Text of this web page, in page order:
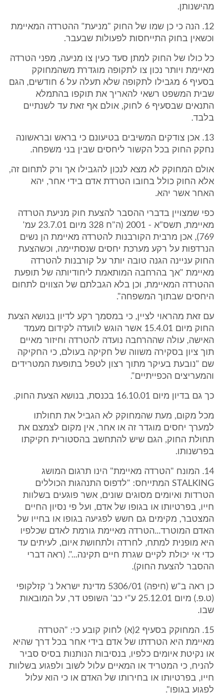
מהישנותן.
12. הנה כי כן שמו של החוק "מניעת" ההטרדה המאיימת
וכשאין בחוק התייחסות לפעולות שבעבר.
כל כולו של החוק למתן סעד כעין צו מניעה, מפני הטרדה
מאיימת ויותר נכון צו לתקופה מוגדרת משהמחוקק
בסעיף 6 מגבילו לתקופה שלא תעלה על 6 חודשים, הגם
שבית המשפט רשאי להאריך את תוקפו בהתמלא
התנאים שבסעיף 6 לחוק, אולם אף זאת עד לשנתיים
בלבד.
13. אכן צודקים המשיבים בטיעונם כי בראש ובראשונה
נחקק החוק בכל הקשור ליחסים שבין בני משפחה.
אולם המחוקק לא מצא לנכון להגבילו אך ורק לתחום זה,
אלא החוק כולל בחובו הטרדת אדם בידי אחר, יהא
האחר אשר יהא.
כפי שמצויין בדברי ההסבר להצעת חוק מניעת הטרדה
מאיימת, תשס"א - 2001 (ה"ח 328 מיום 23.7.01 עמ'
769), אכן מרבית הקורבנות להטרדה מאיימת הן נשים
הנרדפות על רקע מערכת יחסים שנסתיימה, וכשהצעת
החוק עניינה הגנה טובה יותר על קורבנות להטרדה
מאיימת "אך בהרחבה המותאמת ליחודיותה של תופעת
ההטרדה המאיימת, וכן בלא הגבלתם של הצווים לתחום
היחסים שבתוך המשפחה".
עם זאת מהראוי לציין, כי במסמך רקע לדיון בנושא הצעת
החוק מיום 15.4.01 אשר הוגש לוועדה לקידום מעמד
האישה, עולה שההרחבה נועדה להטרדה וחיזור מאיים
תוך ציון בסקירה משווה של חקיקה בעולם, כי החקיקה
שם "נובעת בעיקר מתוך רצון לטפל בתופעת המטרידים
והמעריצים הכפייתיים".
כך גם בדיון מיום 16.10.01 בכנסת, בנושא הצעת החוק.
מכל מקום, מעת שהמחוקק לא הגביל את תחולתו
למערך יחסים מוגדר זה או אחר, אין מקום לצמצם את
תחולת החוק, הגם שיש להתחשב בהסטורית חקיקתו
בפרשנותו.
14. המונח "הטרדה מאיימת" הינו תרגום המושג
STALKING המתייחס: "לדפוס התנהגות הכוללים
הטרדות ואיומים מסוגים שונים, אשר פוגעים בשלוות
חייו, בפרטיותו או בגופו של אדם, ועל פי נסיון החיים
המצטבר, מקימים גם חשש לפגיעה בגופו או בחייו של
האדם המוטרד...הטרדה מאיימת גורמת לאדם שכלפיו
היא מופנית למתח, לחרדה ולתחושת איום, לעיתים עד
כדי אי יכולת לקיים שגרת חיים תקינה...". (ראה דברי
ההסבר להצעת החוק).
כן ראה ב"ש (חיפה) 5306/01 מדינת ישראל נ' קזלקופי
(ט.פ.) מיום 25.12.01 ע"י כב' השופט דר, על המובאות
שבו.
15. המחוקק בסעיף 2(א) לחוק קובע כי: "הטרדה
מאיימת היא הטרדתו של אדם בידי אחר בכל דרך שהיא
או נקיטת איומים כלפיו, בנסיבות הנותנות בסיס סביר
להניח, כי המטריד או המאיים עלול לשוב ולפגוע בשלוות
חייו, בפרטיותו או בחירותו של האדם או כי הוא עלול
לפגוע בגופו".